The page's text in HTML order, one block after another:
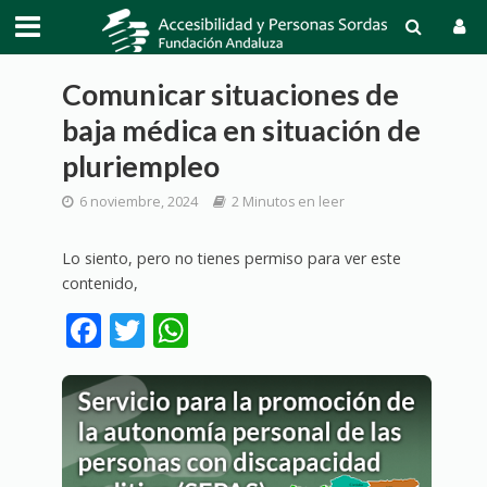
Comunicar situaciones de
baja médica en situación de
pluriempleo
6 noviembre, 2024 2 Minutos en leer
Lo siento, pero no tienes permiso para ver este
contenido,
F
ac
e
b
o
T
w
itt
er
W
h
at
s
A